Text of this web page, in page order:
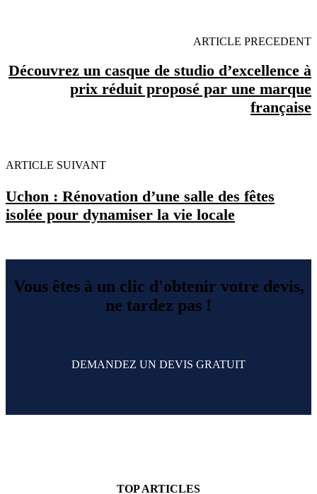
ARTICLE PRECEDENT
Découvrez un casque de studio d’excellence à
prix réduit proposé par une marque
française
ARTICLE SUIVANT
Uchon : Rénovation d’une salle des fêtes
isolée pour dynamiser la vie locale
Vous êtes à un clic d'obtenir votre devis,
ne tardez pas !
DEMANDEZ UN DEVIS GRATUIT
TOP ARTICLES